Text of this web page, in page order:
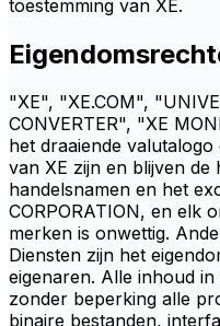
toestemming van XE.
"XE", "XE.COM",
CONVERTER", "XE
het draaiende
van XE zijn en blijven de
handelsnamen en het
CORPORATION, en elk
merken is onwettig.
Diensten zijn het
eigenaren. Alle inhoud
zonder beperking alle
binaire bestanden,